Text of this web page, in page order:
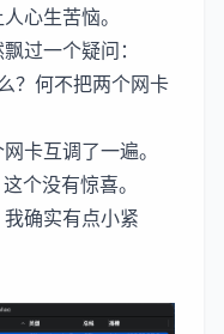
心生苦恼。
过一个疑问：
？何不把两个网卡
卡互调了一遍。
个没有惊喜。
确实有点小紧